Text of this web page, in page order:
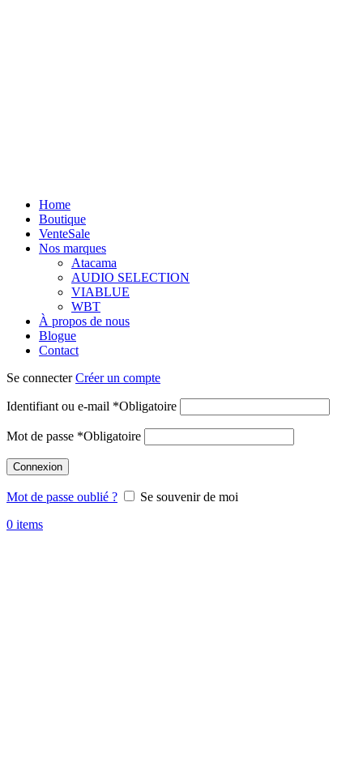
Home
Boutique
VenteSale
Nos marques
Atacama
AUDIO SELECTION
VIABLUE
WBT
À propos de nous
Blogue
Contact
Se connecterCréer un compte
Identifiant ou e-mail *Obligatoire
Mot de passe *Obligatoire
Connexion
Mot de passe oublié ?
Se souvenir de moi
0 items